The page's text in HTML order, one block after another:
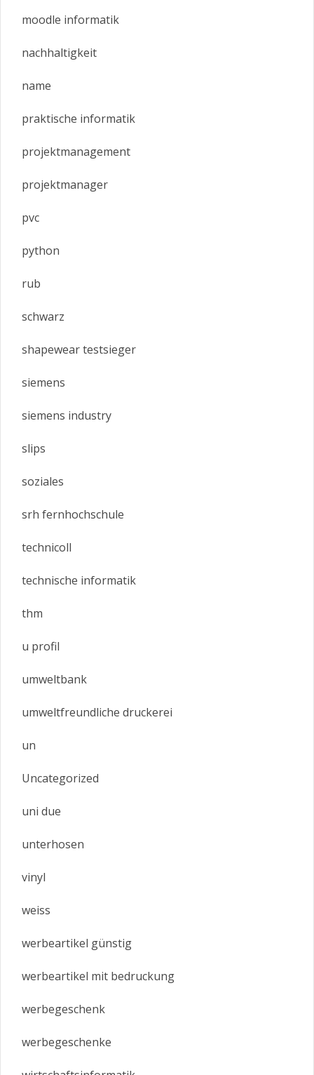
moodle informatik
nachhaltigkeit
name
praktische informatik
projektmanagement
projektmanager
pvc
python
rub
schwarz
shapewear testsieger
siemens
siemens industry
slips
soziales
srh fernhochschule
technicoll
technische informatik
thm
u profil
umweltbank
umweltfreundliche druckerei
un
Uncategorized
uni due
unterhosen
vinyl
weiss
werbeartikel günstig
werbeartikel mit bedruckung
werbegeschenk
werbegeschenke